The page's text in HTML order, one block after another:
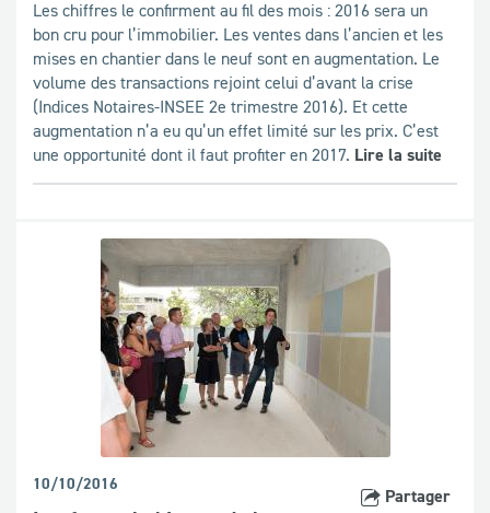
Les chiffres le confirment au fil des mois : 2016 sera un
bon cru pour l’immobilier. Les ventes dans l’ancien et les
mises en chantier dans le neuf sont en augmentation. Le
volume des transactions rejoint celui d’avant la crise
(Indices Notaires-INSEE 2e trimestre 2016). Et cette
augmentation n’a eu qu’un effet limité sur les prix. C’est
une opportunité dont il faut profiter en 2017. Lire la suite
Partager
10/10/2016